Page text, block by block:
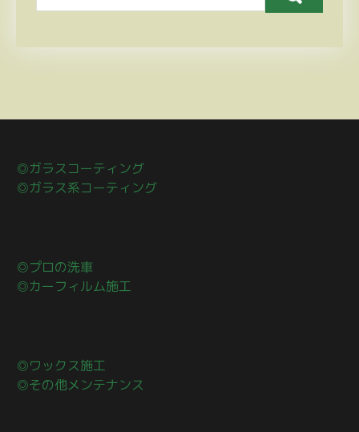
◎ガラスコーティング
◎ガラス系コーティング
◎プロの洗車
◎カーフィルム施工
◎ワックス施工
◎その他メンテナンス